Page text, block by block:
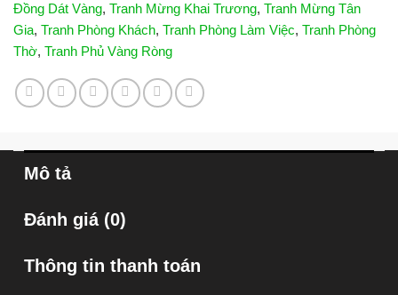
Đồng Dát Vàng, Tranh Mừng Khai Trương, Tranh Mừng Tân
Gia, Tranh Phòng Khách, Tranh Phòng Làm Việc, Tranh Phòng
Thờ, Tranh Phủ Vàng Ròng
Mô tả
Đánh giá (0)
Thông tin thanh toán